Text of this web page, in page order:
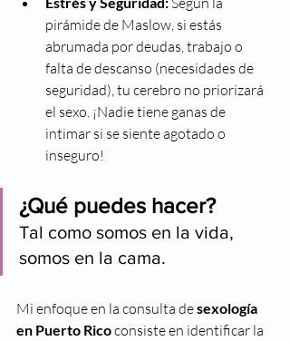
pirámide de Maslow, si estás
abrumada por deudas, trabajo o
falta de descanso (necesidades de
seguridad), tu cerebro no priorizará
el sexo. ¡Nadie tiene ganas de
intimar si se siente agotado o
inseguro!
¿Qué puedes hacer?
Tal como somos en la vida,
somos en la cama.
Mi enfoque en la consulta de sexología
en Puerto Rico consiste en identificar la